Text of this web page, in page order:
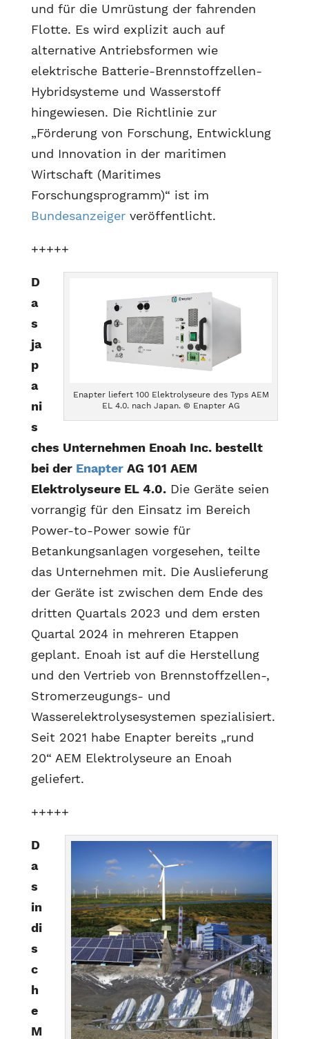
und für die Umrüstung der fahrenden
Flotte. Es wird explizit auch auf
alternative Antriebsformen wie
elektrische Batterie-Brennstoffzellen-
Hybridsysteme und Wasserstoff
hingewiesen. Die Richtlinie zur
„Förderung von Forschung, Entwicklung
und Innovation in der maritimen
Wirtschaft (Maritimes
Forschungsprogramm)“ ist im
Bundesanzeigerveröffentlicht.
+++++
Enapter liefert 100 Elektrolyseure des Typs AEM
EL 4.0. nach Japan. © Enapter AG
D
a
s
ja
p
a
ni
s
ches Unternehmen Enoah Inc. bestellt
bei der EnapterAG 101 AEM
Elektrolyseure EL 4.0.Die Geräte seien
vorrangig für den Einsatz im Bereich
Power-to-Power sowie für
Betankungsanlagen vorgesehen, teilte
das Unternehmen mit. Die Auslieferung
der Geräte ist zwischen dem Ende des
dritten Quartals 2023 und dem ersten
Quartal 2024 in mehreren Etappen
geplant. Enoah ist auf die Herstellung
und den Vertrieb von Brennstoffzellen-,
Stromerzeugungs- und
Wasserelektrolysesystemen spezialisiert.
Seit 2021 habe Enapter bereits „rund
20“ AEM Elektrolyseure an Enoah
geliefert.
+++++
D
a
s
in
di
s
c
h
e
M